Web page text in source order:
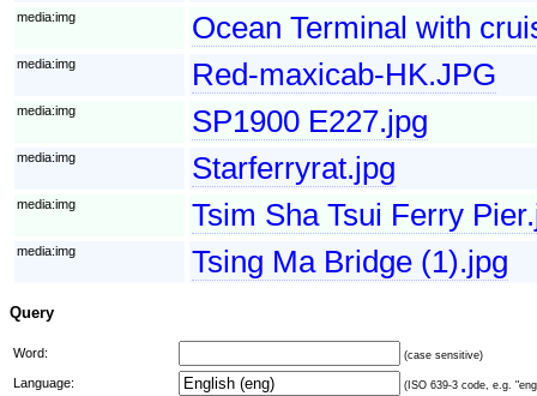
media:img Ocean Terminal with
media:img Red-maxicab-HK.JPG
media:img SP1900 E227.jpg
media:img Starferryrat.jpg
media:img Tsim Sha Tsui Ferry
media:img Tsing Ma Bridge (1).jpg
Query
Word: (case sensitive)
Language: (ISO 639-3 code, e.g.